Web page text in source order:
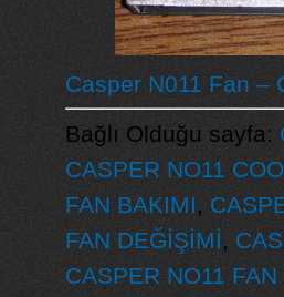
Casper N011 Fan –
Bağlı Olduğu sayfa:
CASPER NO11
FAN BAKIMI,
FAN DEĞİŞİMİ,
CASPER NO11 FAN